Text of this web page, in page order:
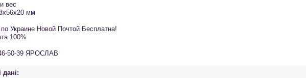
вес
мм
Украине Новой Почтой Бесплатна!
100%
50-39 ЯРОСЛАВ
дані: